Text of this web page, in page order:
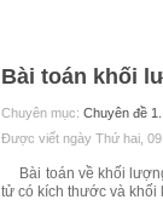
Bài toán khối
Chuyên mục: Chuyên đề
Được viết ngày Thứ hai, 09
Bài toán về khối
tử có kích thước và